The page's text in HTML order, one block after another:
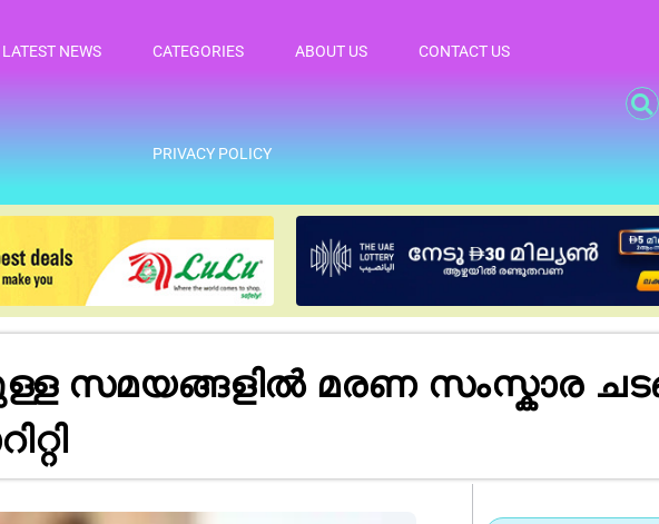
LATEST NEWS CATEGORIES ABOUT US CONTACT US
PRIVACY POLICY
സമയങ്ങളിൽ മരണ സംസ്കാര